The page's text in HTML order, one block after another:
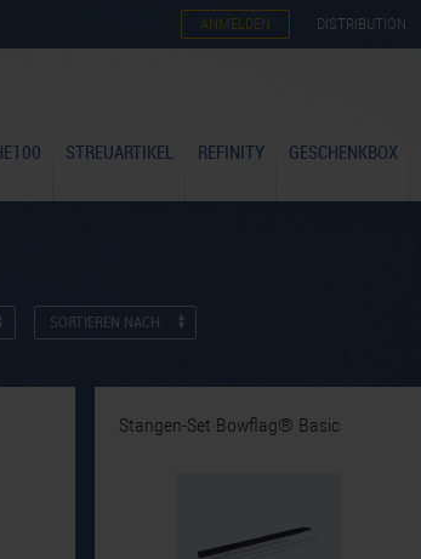
ANMELDEN DISTRIBUTION
STREUARTIKEL REFINITY GESCHENKBOX
SORTIEREN NACH
Stangen-Set Bowflag® Basic